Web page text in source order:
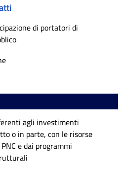
di portatori di
agli investimenti
o in parte, con le risorse
e dai programmi